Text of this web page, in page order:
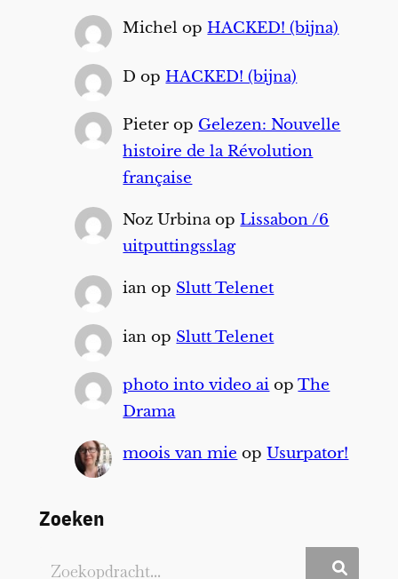
Michel opHACKED! (bijna)
D opHACKED! (bijna)
Pieter op Gelezen: Nouvelle
histoire de la Révolution
française
Noz UrbinaopLissabon /6
uitputtingsslag
ian op Slutt Telenet
ian op Slutt Telenet
photo into video ai opThe
Drama
moois van mie opUsurpator!
Zoeken